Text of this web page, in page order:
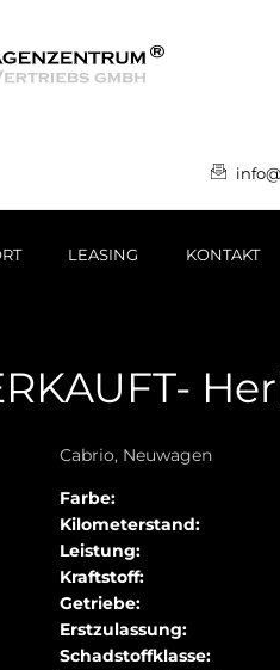
LEASING KONTAKT
Cabrio, Neuwagen
Farbe:
Kilometerstand:
Leistung:
Kraftstoff:
Getriebe:
Erstzulassung:
Schadstoffklasse: